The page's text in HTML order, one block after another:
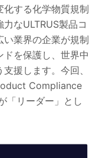
する化学物質規制
力なULTRUS製品コ
い業界の企業が規制
を保護し、世界中
援します。今回、
Compliance
「リーダー」とし